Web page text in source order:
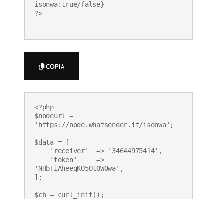
isonwa:true/false}
?>
COPIA
<?php
$nodeurl =
'https://node.whatsender.it/isonwa';
$data = [
'NHbTiAheeqKO5OtOWOwa',
];
$ch = curl_init();